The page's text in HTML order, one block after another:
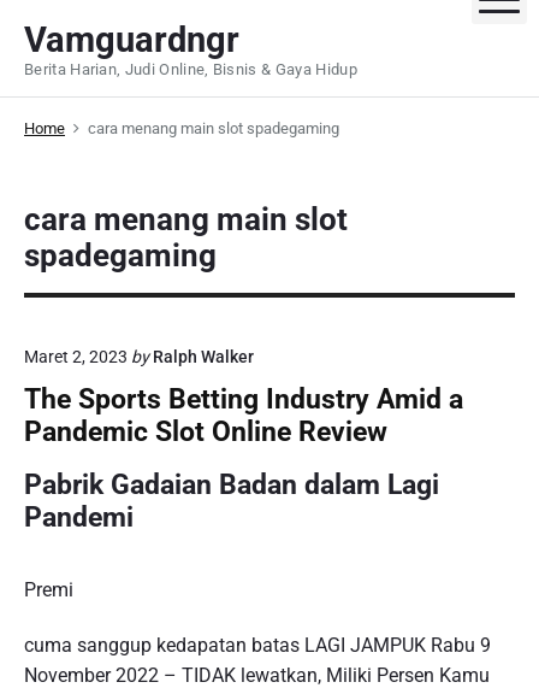
p
Vamguardngr
Berita Harian, Judi Online, Bisnis & Gaya Hidup
Home cara menang main slot spadegaming
cara menang main slot
spadegaming
Maret 2, 2023 by Ralph Walker
The Sports Betting Industry Amid a
Pandemic Slot Online Review
Pabrik Gadaian Badan dalam Lagi
Pandemi
Premi
cuma sanggup kedapatan batas LAGI JAMPUK Rabu 9
November 2022 – TIDAK lewatkan, Miliki Persen Kamu